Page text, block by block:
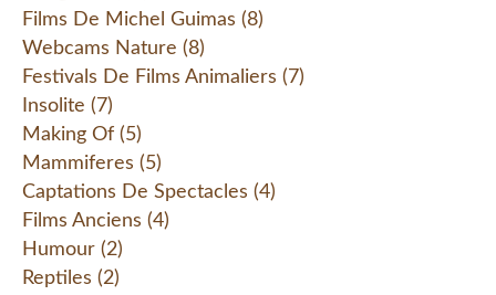
Films De Michel Guimas (8)
Webcams Nature (8)
Festivals De Films Animaliers (7)
Insolite (7)
Making Of (5)
Mammiferes (5)
Captations De Spectacles (4)
Films Anciens (4)
Humour (2)
Reptiles (2)